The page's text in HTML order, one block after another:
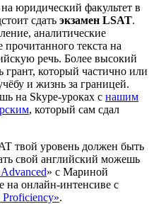
юридический факультет в
сдать экзамен LSAT.
аналитические
текста на
речь. Более высокий
который частично или
и жизнь за границей.
на Skype-уроках с нашим
, который сам сдал
твой уровень должен быть
свой английский можешь
» с Мариной
онлайн-интенсиве с
.